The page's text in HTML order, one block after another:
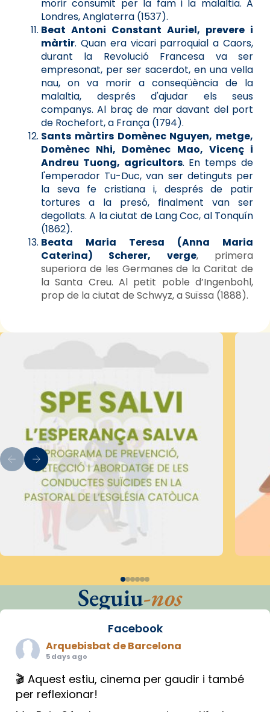
morir consumit per la fam i la malaltia. A
Londres, Anglaterra (1537).
Beat Antoni Constant Auriel, prevere i
màrtir. Quan era vicari parroquial a Caors,
durant la Revolució Francesa va ser
empresonat, per ser sacerdot, en una vella
nau, on va morir a conseqüència de la
malaltia, després d'ajudar els seus
companys. Al braç de mar davant del port
de Rochefort, a França (1794).
Sants màrtirs Domènec Nguyen, metge,
Domènec Nhi, Domènec Mao, Vicenç i
Andreu Tuong, agricultors. En temps de
l'emperador Tu-Duc, van ser detinguts per
la seva fe cristiana i, després de patir
tortures a la presó, finalment van ser
degollats. A la ciutat de Lang Coc, al Tonquín
(1862).
Beata Maria Teresa (Anna Maria
Caterina) Scherer, verge, primera
superiora de les Germanes de la Caritat de
la Santa Creu. Al petit poble d’Ingenbohl,
prop de la ciutat de Schwyz, a Suïssa (1888).
Seguiu-nos
Facebook
Arquebisbat de Barcelona
5 days ago
🎬 Aquest estiu, cinema per gaudir i també
per reflexionar!